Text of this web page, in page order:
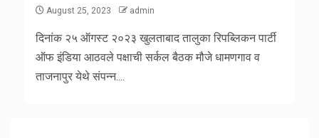
August 25, 2023 admin
दिनांक २५ ऑगस्ट २०२३ खुलताबाद तालुका रिपब्लिकन पार्टी
ऑफ इंडिया आठवले पक्षाची सर्कल बैठक मौजे धामणगाव व
ताजनापुर येथे संपन्न....